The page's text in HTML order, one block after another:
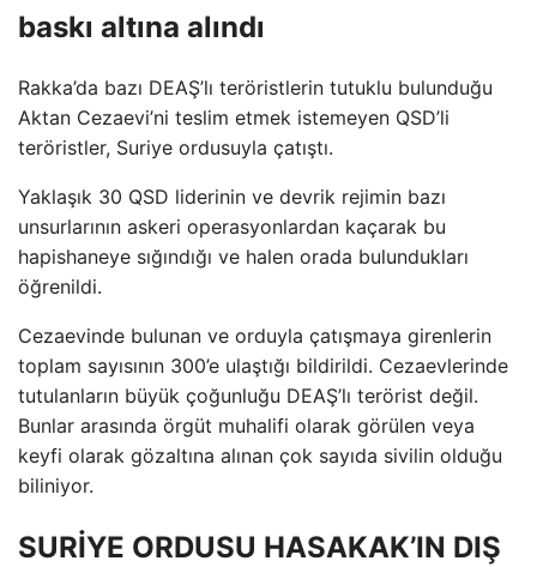
baskı altına alındı
Rakka’da bazı DEAŞ’lı teröristlerin tutuklu bulunduğu
Aktan Cezaevi’ni teslim etmek istemeyen QSD’li
teröristler, Suriye ordusuyla çatıştı.
Yaklaşık 30 QSD liderinin ve devrik rejimin bazı
unsurlarının askeri operasyonlardan kaçarak bu
hapishaneye sığındığı ve halen orada bulundukları
öğrenildi.
Cezaevinde bulunan ve orduyla çatışmaya girenlerin
toplam sayısının 300’e ulaştığı bildirildi. Cezaevlerinde
tutulanların büyük çoğunluğu DEAŞ’lı terörist değil.
Bunlar arasında örgüt muhalifi olarak görülen veya
keyfi olarak gözaltına alınan çok sayıda sivilin olduğu
biliniyor.
SURİYE ORDUSU HASAKAK’IN DIŞ